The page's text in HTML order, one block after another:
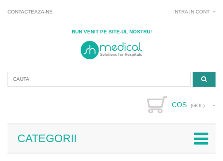
CONTACTEAZA-NE INTRA IN CONT
BUN VENIT PE SITE-UL NOSTRU!
COS (GOL)
CATEGORII